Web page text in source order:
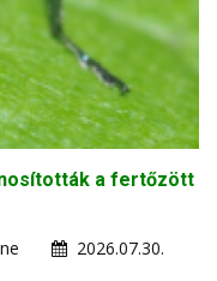
a fertőzött
2026.07.30.